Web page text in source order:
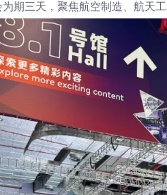
期三天，聚焦航空制造、航天